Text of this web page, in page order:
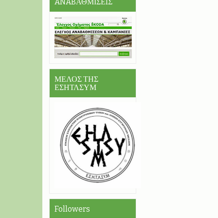
ΜΕΛΟΣ ΤΗΣ
ΕΣΗΤΛΣΥΜ
Followers